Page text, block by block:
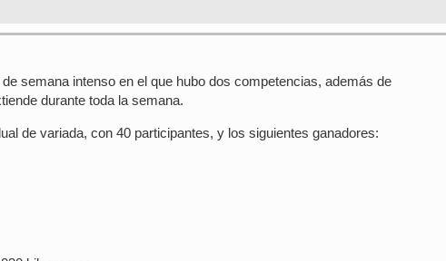
semana intenso en el que hubo dos competencias, además de
durante toda la semana.
de variada, con 40 participantes, y los siguientes ganadores: